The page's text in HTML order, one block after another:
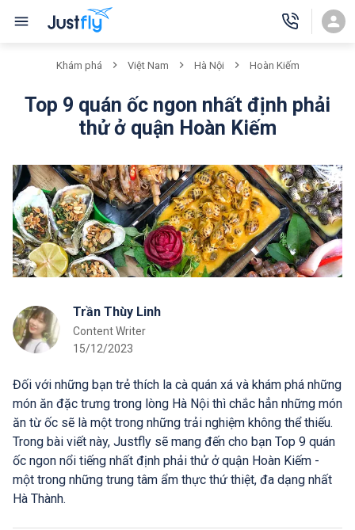
Khám phá Việt Nam Hà Nội Hoàn Kiếm
Top 9 quán ốc ngon nhất định phải
thử ở quận Hoàn Kiếm
Trần Thùy Linh
Content Writer
15/12/2023
Đối với những bạn trẻ thích la cà quán xá và khám phá những
món ăn đặc trưng trong lòng Hà Nội thì chắc hẳn những món
ăn từ ốc sẽ là một trong những trải nghiệm không thể thiếu.
Trong bài viết này, Justfly sẽ mang đến cho bạn Top 9 quán
ốc ngon nổi tiếng nhất định phải thử ở quận Hoàn Kiếm -
một trong những trung tâm ẩm thực thứ thiệt, đa dạng nhất
Hà Thành.